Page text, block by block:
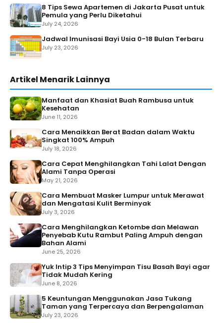
8 Tips Sewa Apartemen di Jakarta Pusat untuk
Pemula yang Perlu Diketahui
July 24, 2026
Jadwal Imunisasi Bayi Usia 0-18 Bulan Terbaru
July 23, 2026
Artikel Menarik Lainnya
Manfaat dan Khasiat Buah Rambusa untuk
Kesehatan
June 11, 2026
Cara Menaikkan Berat Badan dalam Waktu
Singkat 100% Ampuh
July 18, 2026
Cara Cepat Menghilangkan Tahi Lalat Dengan
Alami Tanpa Operasi
May 21, 2026
Cara Membuat Masker Lumpur untuk Merawat
dan Mengatasi Kulit Berminyak
July 3, 2026
Cara Menghilangkan Ketombe dan Melawan
Penyebab Kutu Rambut Paling Ampuh dengan
Bahan Alami
June 25, 2026
Yuk Intip 3 Tips Menyimpan Tisu Basah Bayi agar
Tidak Mudah Kering
June 8, 2026
5 Keuntungan Menggunakan Jasa Tukang
Taman yang Terpercaya dan Berpengalaman
July 23, 2026